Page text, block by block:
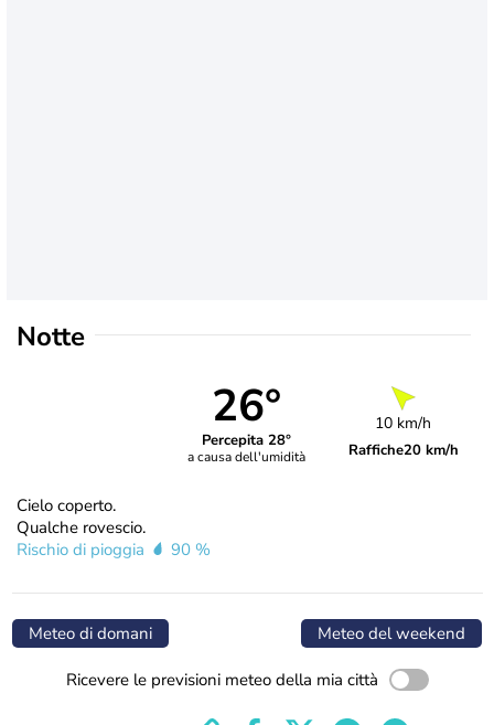
Notte
26°
Percepita 28°
a causa dell'umidità
10 km/h
Raffiche20 km/h
Cielo coperto.
Qualche rovescio.
Rischio di pioggia
90 %
Meteo di domani Meteo del weekend
Ricevere le previsioni meteo della mia città